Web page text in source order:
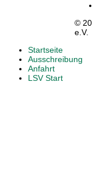
©
e.V.
Startseite
Ausschreibung
Anfahrt
LSV Start